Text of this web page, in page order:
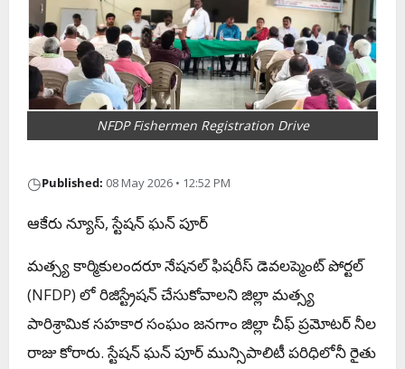
NFDP Fishermen Registration Drive
◷Published: 08 May 2026 • 12:52 PM
ఆకేరు న్యూస్, స్టేషన్ ఘన్ పూర్
మత్స్య కార్మికులందరూ నేషనల్ ఫిషరీస్ డెవలప్మెంట్ పోర్టల్
(NFDP) లో రిజిస్ట్రేషన్ చేసుకోవాలని జిల్లా మత్స్య
పారిశ్రామిక సహకార సంఘం జనగాం జిల్లా చీఫ్ ప్రమోటర్ నీల
రాజు కోరారు. స్టేషన్ ఘన్ పూర్ మున్సిపాలిటీ పరిధిలోనీ రైతు